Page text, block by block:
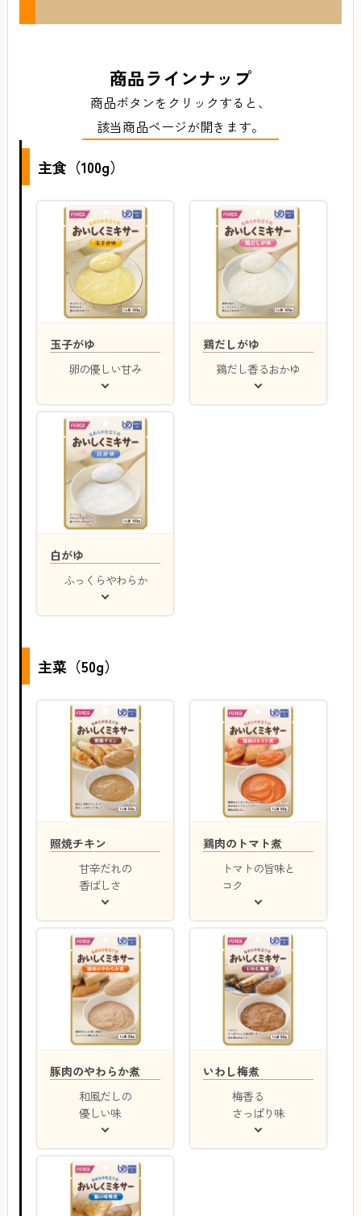
商品ラインナップ
商品ボタンをクリックすると、
該当商品ページが開きます。
主食（100g）
玉子がゆ
卵の優しい甘み
鶏だしがゆ
鶏だし香るおかゆ
白がゆ
ふっくらやわらか
主菜（50g）
照焼チキン
甘辛だれの
香ばしさ
鶏肉のトマト煮
トマトの旨味と
コク
豚肉のやわらか煮
和風だしの
優しい味
いわし梅煮
梅香る
さっぱり味